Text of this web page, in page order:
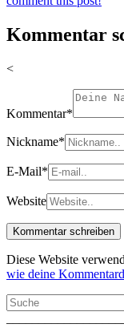
Kommentar
<
Kommentar*
Nickname*
E-Mail*
Website
Diese Website
wie deine
Suche